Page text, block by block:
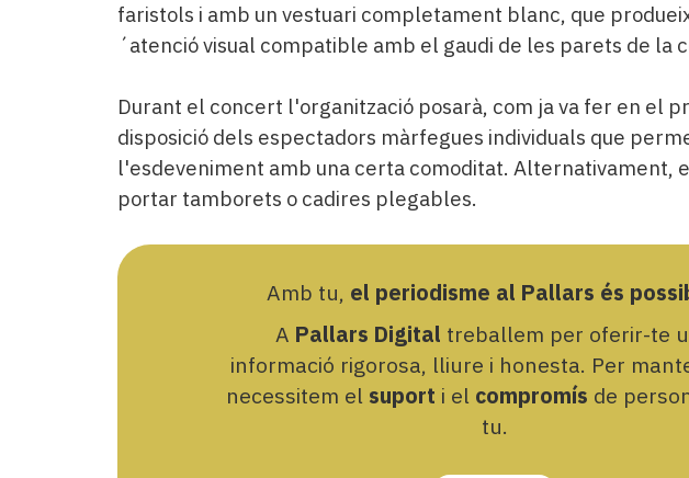
faristols i amb un vestuari completament blanc, que
´atenció visual compatible amb el gaudi de les parets de la
Durant el concert l'organització posarà, com ja va fer en el
disposició dels espectadors màrfegues individuals que
l'esdeveniment amb una certa comoditat. Alternativament,
portar tamborets o cadires plegables.
Amb tu, el periodisme al Pallars és
A Pallars Digital treballem per oferir-te
informació rigorosa, lliure i honesta. Per
necessitem el suport i el compromís de
tu.